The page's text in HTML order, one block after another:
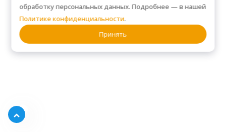
обработку персональных данных. Подробнее — в нашей
Политике конфиденциальности.
Принять